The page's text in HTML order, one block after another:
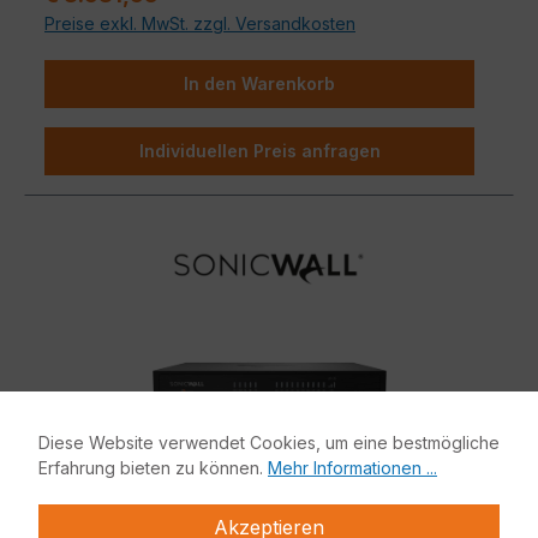
Preise exkl. MwSt. zzgl. Versandkosten
In den Warenkorb
Individuellen Preis anfragen
Diese Website verwendet Cookies, um eine bestmögliche
Erfahrung bieten zu können. Mehr Informationen ...
Akzeptieren